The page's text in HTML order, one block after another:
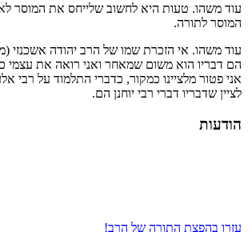
עוד משהו. טעות היא לחשוב שלייחס את המוסר
המוסר לתורה.
עוד משהו. אי הזכרת שמו של הרב יהודה אשכנזי
הם דבריו הוא משום שמאחר ואני רואה את עצמי
אני פטור מלציינו כמקור, כדברי התלמוד על רבי
לציין שדבריו דברי רבי יוחנן הם.
הודעות
עזרו בהפצת התורה של הרב!